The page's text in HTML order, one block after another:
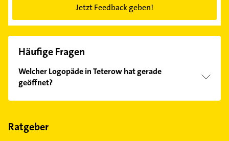
Jetzt Feedback geben!
Häufige Fragen
Welcher Logopäde in Teterow hat gerade
geöffnet?
Im Anbieter-Bereich finden Sie alleÖffnungszeiten.
Feiertagen abweichen können.
Ratgeber